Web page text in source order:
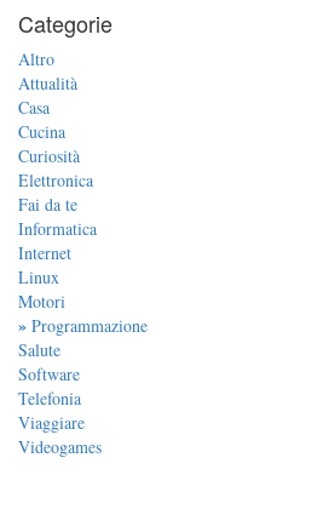
Categorie
Altro
Attualità
Casa
Cucina
Curiosità
Elettronica
Fai da te
Informatica
Internet
Linux
Motori
» Programmazione
Salute
Software
Telefonia
Viaggiare
Videogames